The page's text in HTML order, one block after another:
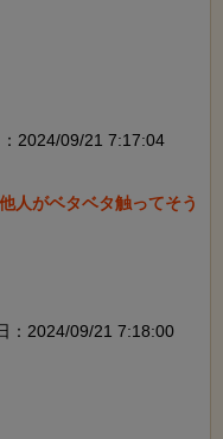
2024/09/21 7:17:04
人がベタベタ触ってそう
：2024/09/21 7:18:00